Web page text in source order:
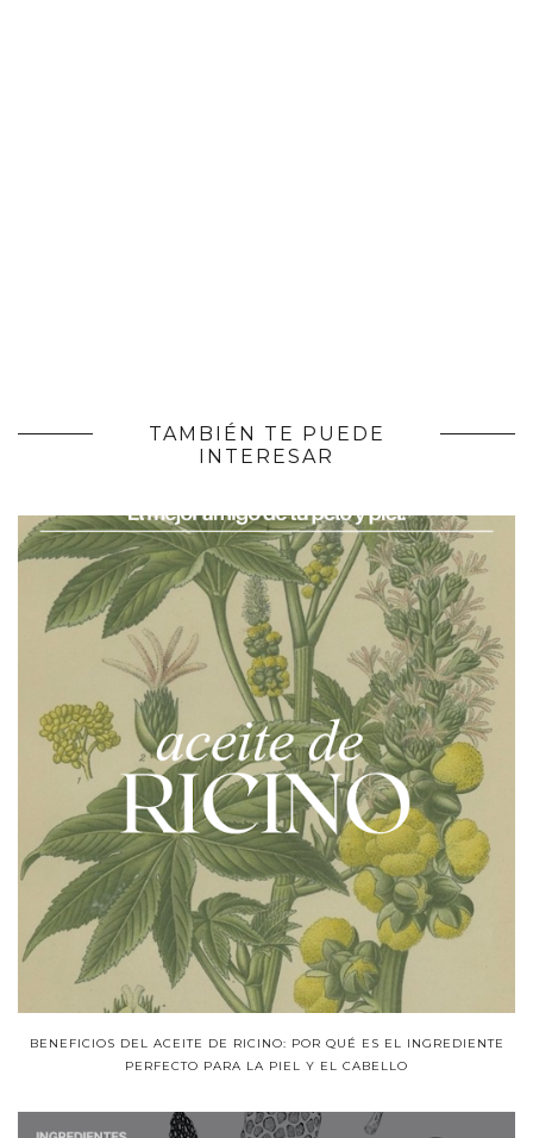
TAMBIÉN TE PUEDE
INTERESAR
BENEFICIOS DEL ACEITE DE RICINO: POR QUÉ ES EL INGREDIENTE
PERFECTO PARA LA PIEL Y EL CABELLO